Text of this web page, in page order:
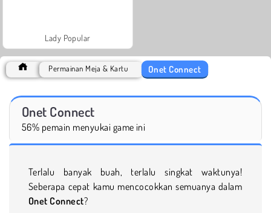
Lady Popular
Permainan Meja & Kartu Onet Connect
Onet Connect
56% pemain menyukai game ini
Terlalu banyak buah, terlalu singkat waktunya!
Seberapa cepat kamu mencocokkan semuanya dalam
Onet Connect?